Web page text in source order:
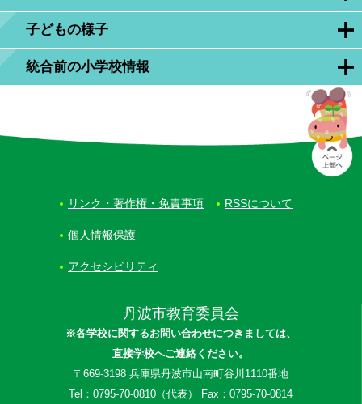
子どもの様子
統合前の小学校情報
丹波市教育委員会
※各学校に関するお問い合わせにつきましては、
直接学校へご連絡ください。
〒669-3198 兵庫県丹波市山南町谷川1110番地
Tel：0795-70-0810（代表） Fax：0795-70-0814
リンク・著作権・免責事項 RSSについて
個人情報保護
アクセシビリティ